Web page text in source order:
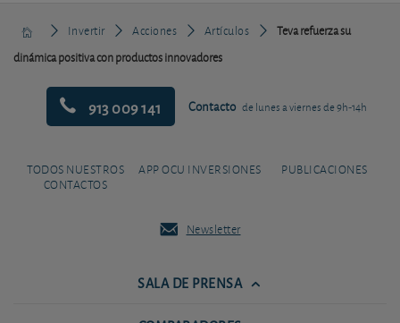
Invertir Acciones Artículos
Teva refuerza su
dinámica positiva con productos innovadores
913 009 141 Contacto de lunes a viernes de 9h-14h
TODOS NUESTROS
CONTACTOS
APP OCU INVERSIONES PUBLICACIONES
Newsletter
SALA DE PRENSA